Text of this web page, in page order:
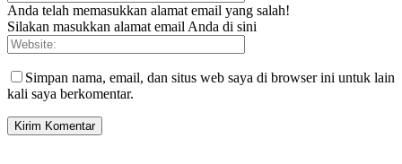
Anda telah memasukkan alamat email yang salah!
Silakan masukkan alamat email Anda di sini
Simpan nama, email, dan situs web saya di browser ini untuk lain
kali saya berkomentar.